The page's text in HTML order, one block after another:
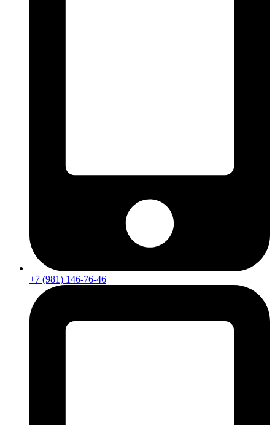
+7 (981) 146-76-46